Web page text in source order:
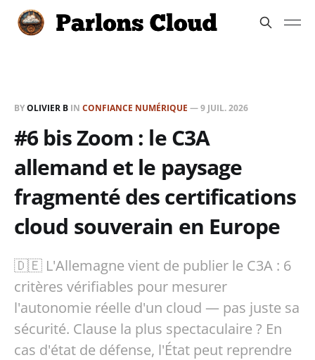
BYOLIVIER B IN CONFIANCE NUMÉRIQUE —9 JUIL. 2026
#6 bis Zoom : le C3A
allemand et le paysage
fragmenté des certifications
cloud souverain en Europe
🇩🇪 L'Allemagne vient de publier le C3A : 6
critères vérifiables pour mesurer
l'autonomie réelle d'un cloud — pas juste sa
sécurité. Clause la plus spectaculaire ? En
cas d'état de défense, l'État peut reprendre